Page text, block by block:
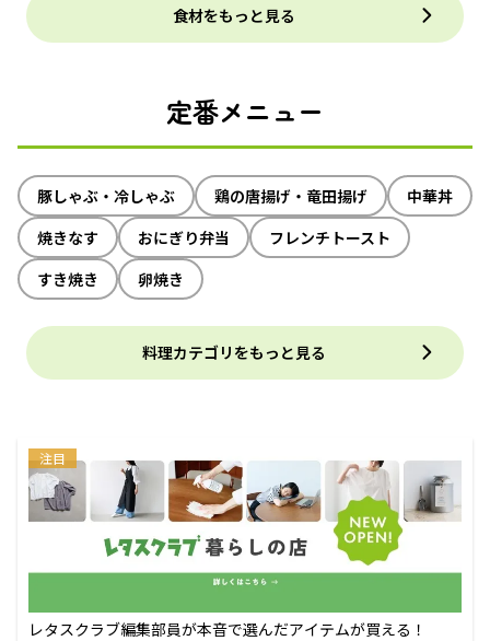
食材をもっと見る
定番メニュー
豚しゃぶ・冷しゃぶ 鶏の唐揚げ・竜田揚げ
中華丼
焼きなす
おにぎり弁当
フレンチトースト
すき焼き
卵焼き
料理カテゴリをもっと見る
注目
レタスクラブ編集部員が本音で選んだアイテムが買える！